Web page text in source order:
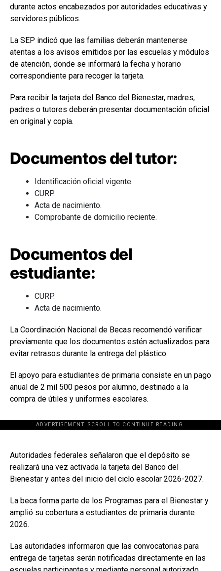
durante actos encabezados por autoridades educativas y
servidores públicos.
La SEP indicó que las familias deberán mantenerse
atentas a los avisos emitidos por las escuelas y módulos
de atención, donde se informará la fecha y horario
correspondiente para recoger la tarjeta.
Para recibir la tarjeta del Banco del Bienestar, madres,
padres o tutores deberán presentar documentación oficial
en original y copia.
Documentos del tutor:
Identificación oficial vigente.
CURP.
Acta de nacimiento.
Comprobante de domicilio reciente.
Documentos del
estudiante:
CURP.
Acta de nacimiento.
La Coordinación Nacional de Becas recomendó verificar
previamente que los documentos estén actualizados para
evitar retrasos durante la entrega del plástico.
El apoyo para estudiantes de primaria consiste en un pago
anual de 2 mil 500 pesos por alumno, destinado a la
compra de útiles y uniformes escolares.
ADVERTISEMENT. SCROLL TO CONTINUE READING.
[adsforwp id="243463"]
Autoridades federales señalaron que el depósito se
realizará una vez activada la tarjeta del Banco del
Bienestar y antes del inicio del ciclo escolar 2026-2027.
La beca forma parte de los Programas para el Bienestar y
amplió su cobertura a estudiantes de primaria durante
2026.
Las autoridades informaron que las convocatorias para
entrega de tarjetas serán notificadas directamente en las